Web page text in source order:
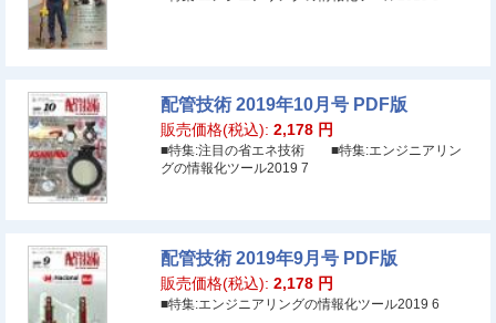
配管技術 2019年10月号 PDF版
販売価格(税込): 2,178 円
■特集:注目の省エネ技術 ■特集:エンジニアリン
グの情報化ツール2019 7
配管技術 2019年9月号 PDF版
販売価格(税込): 2,178 円
■特集:エンジニアリングの情報化ツール2019 6